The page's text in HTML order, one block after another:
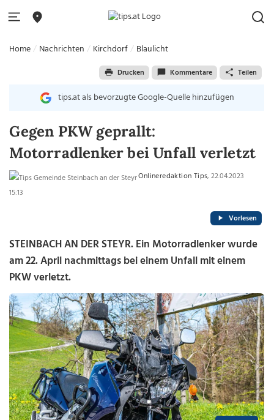
Home Nachrichten Kirchdorf Blaulicht
Drucken Kommentare Teilen
tips.at als bevorzugte Google-Quelle hinzufügen
Gegen PKW geprallt:
Motorradlenker bei Unfall verletzt
Onlineredaktion Tips, 22.04.2023
15:13
Vorlesen
STEINBACH AN DER STEYR. Ein Motorradlenker wurde
am 22. April nachmittags bei einem Unfall mit einem
PKW verletzt.